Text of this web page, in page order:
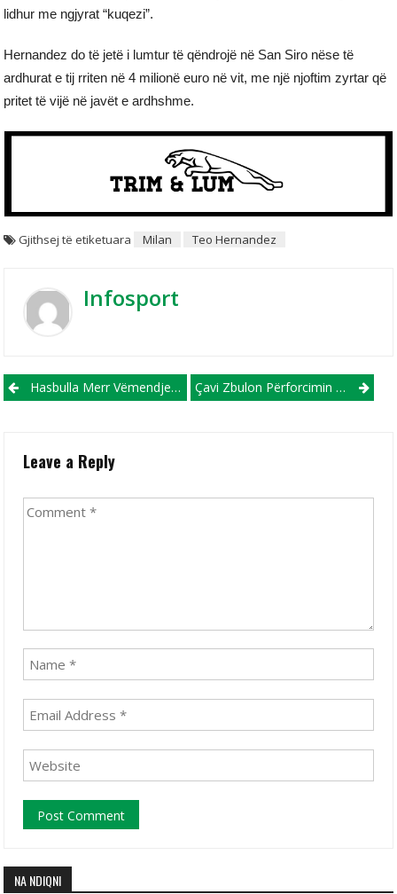
lidhur me ngjyrat “kuqezi”.
Hernandez do të jetë i lumtur të qëndrojë në San Siro nëse të
ardhurat e tij rriten në 4 milionë euro në vit, me një njoftim zyrtar që
pritet të vijë në javët e ardhshme.
Gjithsej të etiketuara Milan Teo Hernandez
Infosport
Post navigation
Hasbulla Merr Vëmendjen Kryesore Në UFC, Përballet Me Rivalin E Tij Rozik (VIDEO) Çavi Zbulon Përforcimin E Parë Në Krye Të Barcelonës
Leave a Reply
NA NDIQNI